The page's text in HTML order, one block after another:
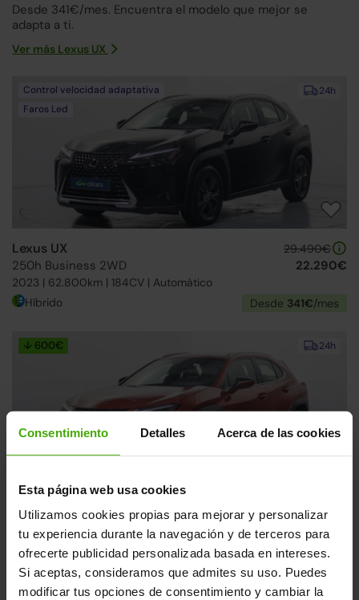
Consentimiento Detalles Acerca de las cookies
Esta página web usa cookies
Utilizamos cookies propias para mejorar y personalizar
tu experiencia durante la navegación y de terceros para
ofrecerte publicidad personalizada basada en intereses.
Si aceptas, consideramos que admites su uso. Puedes
modificar tus opciones de consentimiento y cambiar la
Desde 341€/mes. Encuentra el modelo que mejor se
adapta a ti.
Ver más Lexus UX
24h
Control velocidad adaptativa
Faros Led
Lexus UX
250h Business 2WD
2023 | 62.800km | 184CV | Automático
29.490€
22.290€
Híbrido Desde 341€/mes
24h
↓ 600€
250h Business City 2WD
2022 | 38.290km | 184CV | Automático
23.690€
Híbrido Desde366€/mes